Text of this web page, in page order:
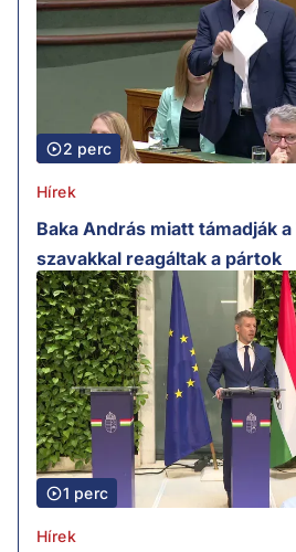
2 perc
Hírek
Baka András miatt támadják
szavakkal reagáltak a pártok
1 perc
Hírek